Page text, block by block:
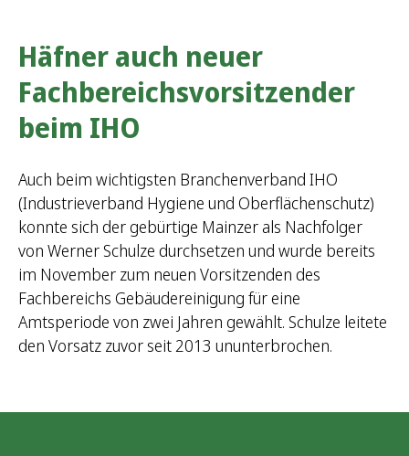
Häfner auch neuer
Fachbereichsvorsitzender
beim IHO
Auch beim wichtigsten Branchenverband IHO
(Industrieverband Hygiene und Oberflächenschutz)
konnte sich der gebürtige Mainzer als Nachfolger
von Werner Schulze durchsetzen und wurde bereits
im November zum neuen Vorsitzenden des
Fachbereichs Gebäudereinigung für eine
Amtsperiode von zwei Jahren gewählt. Schulze leitete
den Vorsatz zuvor seit 2013 ununterbrochen.